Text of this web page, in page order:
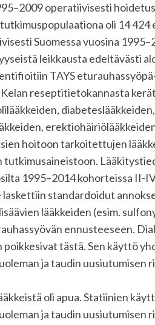
operatiivisesti
oli 14
Suomessa vuosina
leikkausta edeltävästi
TAYS
reseptitietokannasta
hoitoon tarkoitettujen
1995–2014 kohorteissa II-
laskettiin standardoidut
lääkkeiden (esim.
ennusteeseen.
tästä. Sen käyttö
ja taudin uusiutumisen
oli apua. Statiinien
ja taudin uusiutumisen